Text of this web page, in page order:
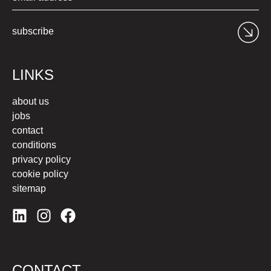
subscribe
LINKS
about us
jobs
contact
conditions
privacy policy
cookie policy
sitemap